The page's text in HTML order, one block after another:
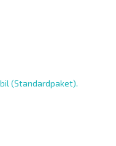
(Standardpaket).